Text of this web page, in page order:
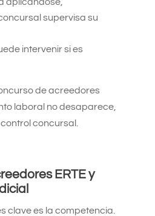
supervisa su
intervenir si es
de acreedores
laboral no desaparece,
concursal.
ERTE y
clave es la competencia.